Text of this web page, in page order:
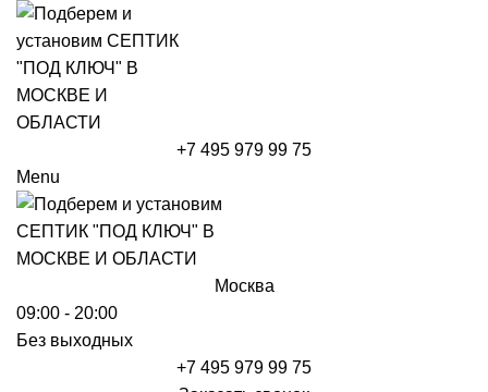
+7 495 979 99 75
Menu
Москва
09:00 - 20:00
Без выходных
+7 495 979 99 75